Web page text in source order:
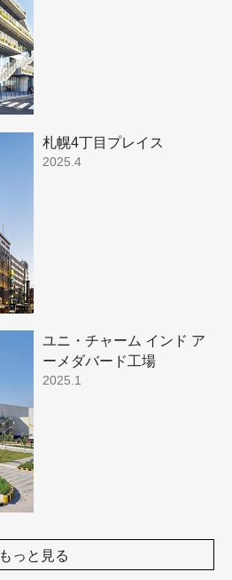
札幌4丁目プレイス
2025.4
ユニ・チャーム インド ア
ーメダバード工場
2025.1
もっと見る